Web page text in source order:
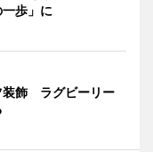
歩」に
装飾 ラグビーリー